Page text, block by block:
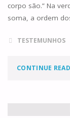
corpo são.” Na
soma, a ordem
TESTEMUNHOS
CONTINUE